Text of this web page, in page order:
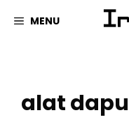
MENU
alat